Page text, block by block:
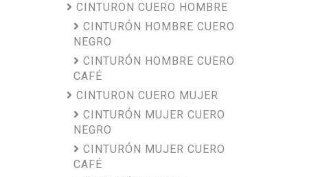
CINTURON CUERO HOMBRE
CINTURÓN HOMBRE CUERO
NEGRO
CINTURÓN HOMBRE CUERO
CAFÉ
CINTURON CUERO MUJER
CINTURÓN MUJER CUERO
NEGRO
CINTURÓN MUJER CUERO
CAFÉ